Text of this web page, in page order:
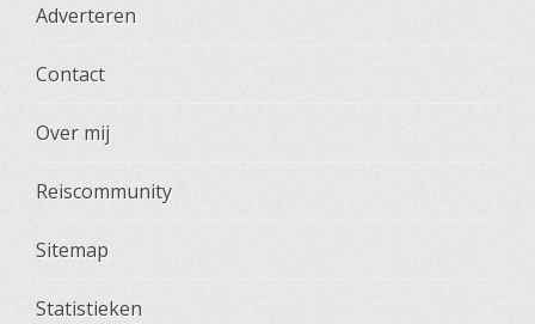
Adverteren
Contact
Over mij
Reiscommunity
Sitemap
Statistieken